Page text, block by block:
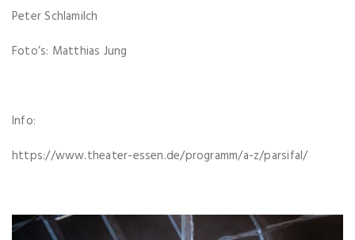
Peter Schlamilch
Foto’s: Matthias Jung
Info:
https://www.theater-essen.de/programm/a-z/parsifal/